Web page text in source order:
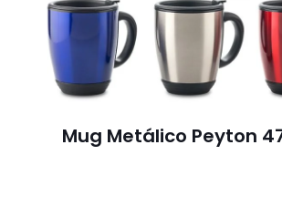
Mug Metálico Peyton